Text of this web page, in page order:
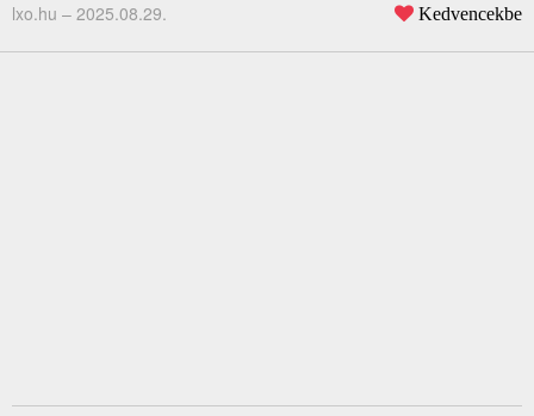
lxo.hu – 2025.08.29. Kedvencekbe